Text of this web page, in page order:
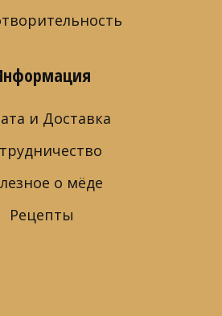
и Доставка
о мёде
Рецепты